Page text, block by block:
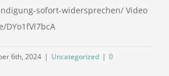
sofort-widersprechen/ Video
6th, 2024 | Uncategorized | 0